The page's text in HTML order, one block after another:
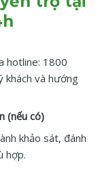
hotline: 1800
khách và hướng
(nếu có)
khảo sát, đánh
hợp.